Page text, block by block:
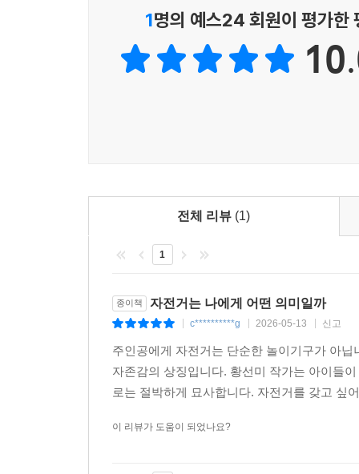
이러한 감정의 결은 양양 작가의 그림 속에서
드러내고, 기름때 밴 수리점과 바람이 스치는 골
색은 이 작품이 놓치지 않는 희망의 결을 조용히
독자의 감각을 확장시킨다.
소란을 견디는 일임을 이 작품은 차분하게 보여 준
1996년 처음 출간된 『내 푸른 자전거』가 30
부끄러움, 노동하는 부모의 등, 말없는 다정함과
이야기가, 끝내 서로를 지탱하는 마음으로 이어지
1명의 예스24 회원이 평가한
전체 리뷰 (1)
1
종이책 자전거는 나에게 어떤 의미일까
c**********g 2026-05-13 신고
주인공에게 자전거는 단순한 놀이기구가 아
자존감의 상징입니다. 황선미 작가는 아이들
로는 절박하게 묘사합니다. 자전거를 갖고 싶
이 리뷰가 도움이 되었나요?